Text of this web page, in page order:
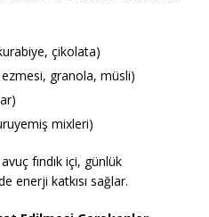
çikolata)
ezmesi, granola, müsli)
mixleri)
fındık içi, günlük
enerji katkısı sağlar.